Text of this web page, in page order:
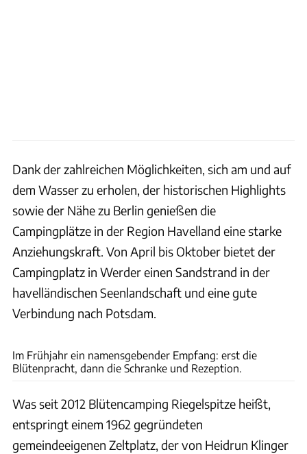
Dank der zahlreichen Möglichkeiten, sich am und auf
dem Wasser zu erholen, der historischen Highlights
sowie der Nähe zu Berlin genießen die
Campingplätze in der Region Havelland eine starke
Anziehungskraft. Von April bis Oktober bietet der
Campingplatz in Werder einen Sandstrand in der
havelländischen Seenlandschaft und eine gute
Verbindung nach Potsdam.
Im Frühjahr ein namensgebender Empfang: erst die
Blütenpracht, dann die Schranke und Rezeption.
Was seit 2012 Blütencamping Riegelspitze heißt,
entspringt einem 1962 gegründeten
gemeindeeigenen Zeltplatz, der von Heidrun Klinger